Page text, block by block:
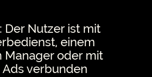
Der Nutzer ist mit
einem
Manager oder mit
Ads verbunden